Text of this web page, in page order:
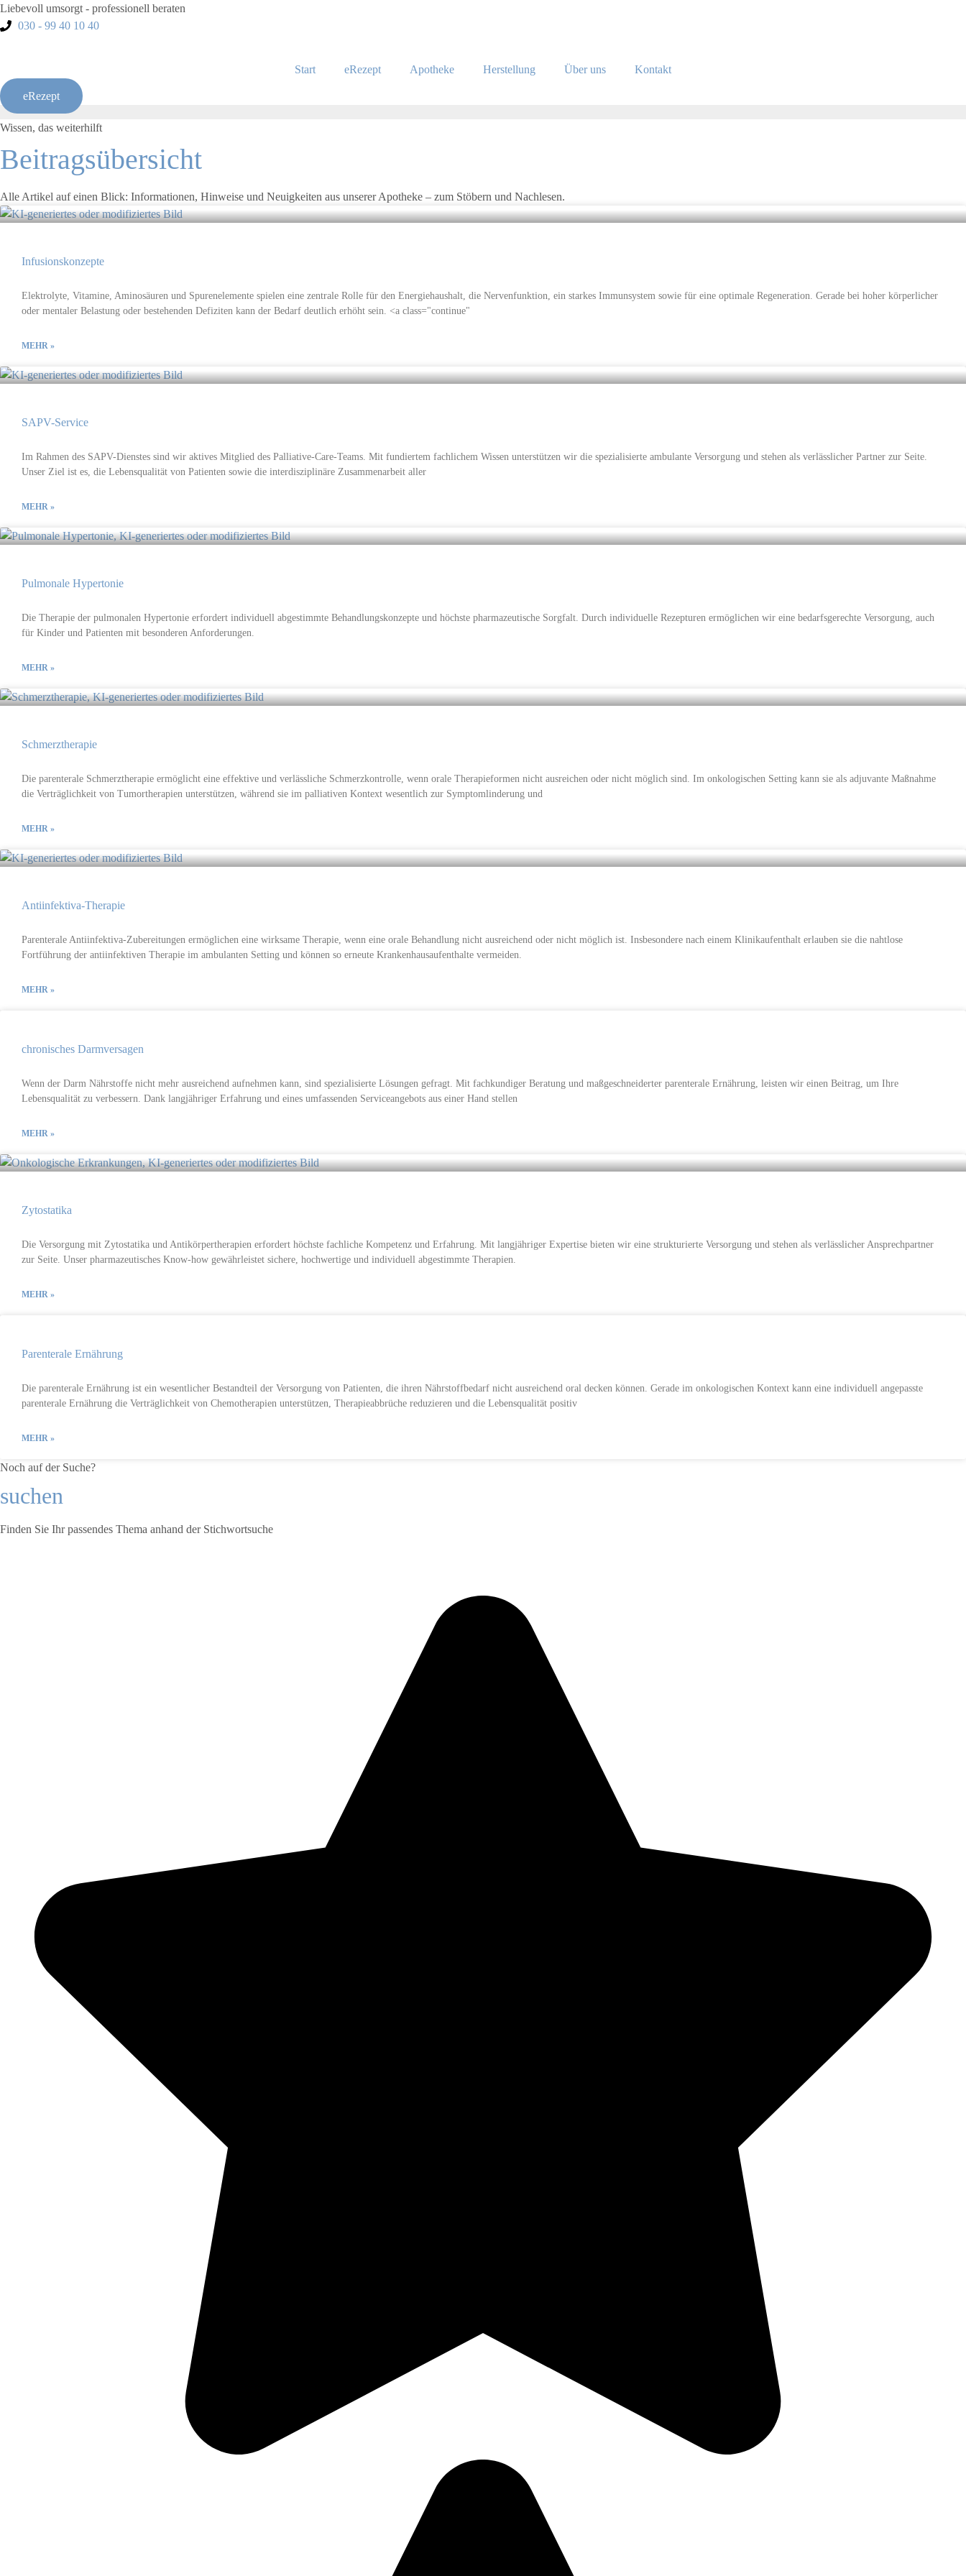
Liebevoll umsorgt - professionell beraten
030 - 99 40 10 40
Start eRezept Apotheke Herstellung Über uns Kontakt
eRezept
Wissen, das weiterhilft
Beitragsübersicht
Alle Artikel auf einen Blick: Informationen, Hinweise und Neuigkeiten aus unserer Apotheke – zum Stöbern und Nachlesen.
Infusionskonzepte
Elektrolyte, Vitamine, Aminosäuren und Spurenelemente spielen eine zentrale Rolle für den Energiehaushalt, die Nervenfunktion, ein starkes Immunsystem sowie für eine optimale Regeneration. Gerade bei hoher körperlicher
oder mentaler Belastung oder bestehenden Defiziten kann der Bedarf deutlich erhöht sein. <a class="continue"
MEHR »
SAPV-Service
Im Rahmen des SAPV-Dienstes sind wir aktives Mitglied des Palliative-Care-Teams. Mit fundiertem fachlichem Wissen unterstützen wir die spezialisierte ambulante Versorgung und stehen als verlässlicher Partner zur Seite.
Unser Ziel ist es, die Lebensqualität von Patienten sowie die interdisziplinäre Zusammenarbeit aller
MEHR »
Pulmonale Hyper­tonie
Die Therapie der pulmonalen Hypertonie erfordert individuell abgestimmte Behandlungskonzepte und höchste pharmazeutische Sorgfalt. Durch individuelle Rezepturen ermöglichen wir eine bedarfsgerechte Versorgung, auch
für Kinder und Patienten mit besonderen Anforderungen.
MEHR »
Schmerz­therapie
Die parenterale Schmerztherapie ermöglicht eine effektive und verlässliche Schmerzkontrolle, wenn orale Therapieformen nicht ausreichen oder nicht möglich sind. Im onkologischen Setting kann sie als adjuvante Maßnahme
die Verträglichkeit von Tumortherapien unterstützen, während sie im palliativen Kontext wesentlich zur Symptomlinderung und
MEHR »
Antiinfektiva-Therapie
Parenterale Antiinfektiva-Zubereitungen ermöglichen eine wirksame Therapie, wenn eine orale Behandlung nicht ausreichend oder nicht möglich ist. Insbesondere nach einem Klinikaufenthalt erlauben sie die nahtlose
Fortführung der antiinfektiven Therapie im ambulanten Setting und können so erneute Krankenhausaufenthalte vermeiden.
MEHR »
chronisches Darmversagen
Wenn der Darm Nährstoffe nicht mehr ausreichend aufnehmen kann, sind spezialisierte Lösungen gefragt. Mit fachkundiger Beratung und maßgeschneiderter parenterale Ernährung, leisten wir einen Beitrag, um Ihre
Lebensqualität zu verbessern. Dank langjähriger Erfahrung und eines umfassenden Serviceangebots aus einer Hand stellen
MEHR »
Zytostatika
Die Versorgung mit Zytostatika und Antikörpertherapien erfordert höchste fachliche Kompetenz und Erfahrung. Mit langjähriger Expertise bieten wir eine strukturierte Versorgung und stehen als verlässlicher Ansprechpartner
zur Seite. Unser pharmazeutisches Know-how gewährleistet sichere, hochwertige und individuell abgestimmte Therapien.
MEHR »
Par­enterale Er­nähr­ung
Die parenterale Ernährung ist ein wesentlicher Bestandteil der Versorgung von Patienten, die ihren Nährstoffbedarf nicht ausreichend oral decken können. Gerade im onkologischen Kontext kann eine individuell angepasste
parenterale Ernährung die Verträglichkeit von Chemotherapien unterstützen, Therapieabbrüche reduzieren und die Lebensqualität positiv
MEHR »
Noch auf der Suche?
suchen
Finden Sie Ihr passendes Thema anhand der Stichwortsuche